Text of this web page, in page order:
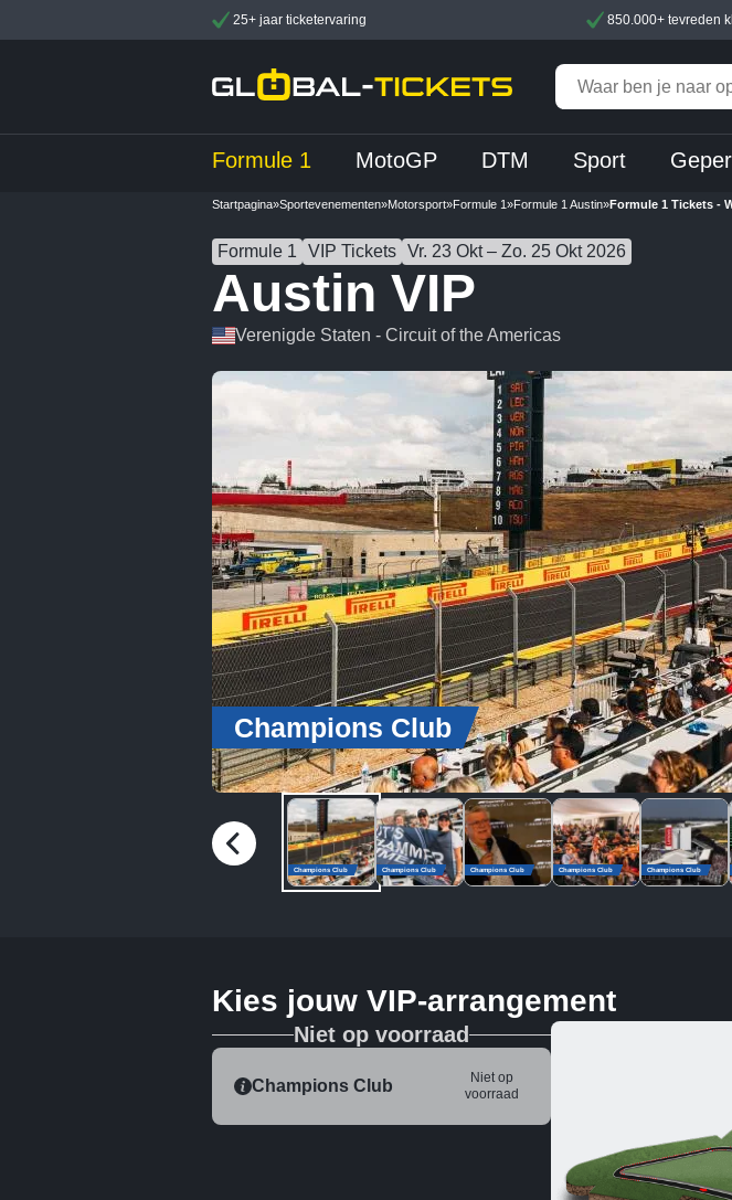
25+ jaar ticketervaring 850.000+ tevreden
Formule 1 MotoGP DTM Sport
Startpagina»Sportevenementen»Motorsport»Formule 1»Formule 1 Austin»Formule 1 Tickets -
Formule 1 VIP Tickets Vr. 23 Okt – Zo. 25 Okt 2026
Austin VIP
Verenigde Staten - Circuit of the Americas
Champions Club
Champions Club Champions Club Champions Club Champions Club Champions Club
Kies jouw VIP-arrangement
Niet op voorraad
Champions Club
Niet op
voorraad